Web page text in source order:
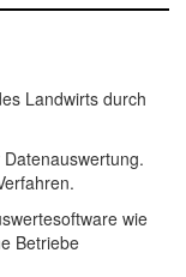
Landwirts durch
wie
Betriebe